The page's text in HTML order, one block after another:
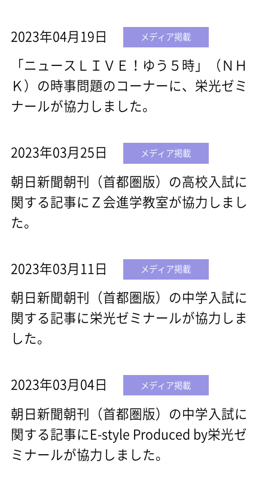
2023年04月19日 メディア掲載
「ニュースＬＩＶＥ！ゆう５時」（ＮＨ
Ｋ）の時事問題のコーナーに、栄光ゼミ
ナールが協力しました。
2023年03月25日 メディア掲載
朝日新聞朝刊（首都圏版）の高校入試に
関する記事にＺ会進学教室が協力しまし
た。
2023年03月11日 メディア掲載
朝日新聞朝刊（首都圏版）の中学入試に
関する記事に栄光ゼミナールが協力しま
した。
2023年03月04日 メディア掲載
朝日新聞朝刊（首都圏版）の中学入試に
関する記事にE-style Produced by栄光ゼ
ミナールが協力しました。